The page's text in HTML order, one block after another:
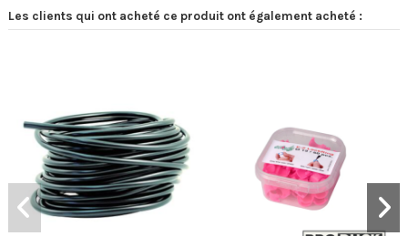
Les clients qui ont acheté ce produit ont également acheté :